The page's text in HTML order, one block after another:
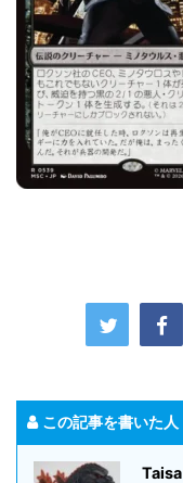
この記事を書いた人
Taisa